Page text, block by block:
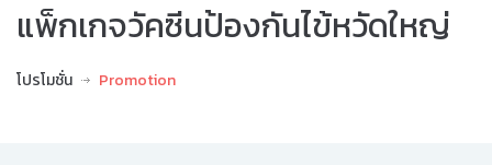
แพ็กเกจวัคซีนป้องกันไข้หวัดใหญ่
โปรโมชั่น Promotion